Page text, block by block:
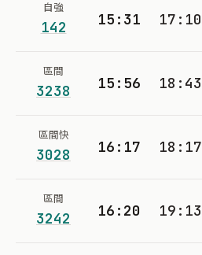
自強
142 15:31 17:10
區間
3238 15:56 18:43
區間快
3028 16:17 18:17
區間
3242 16:20 19:13